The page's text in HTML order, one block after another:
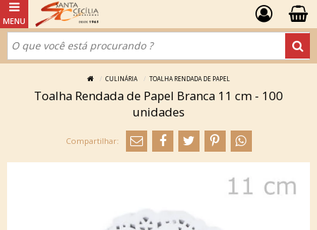
CULINÁRIA TOALHA RENDADA DE PAPEL
Toalha Rendada de Papel Branca 11 cm - 100
unidades